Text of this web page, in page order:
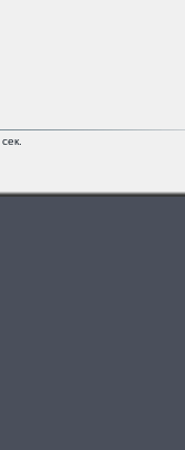
сек.